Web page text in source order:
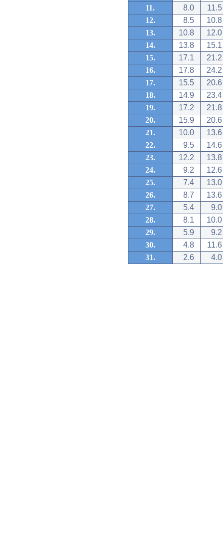
11.
8.0
11.5
12.
8.5
10.8
13.
10.8
12.0
14.
13.8
15.1
15.
17.1
21.2
16.
17.8
24.2
17.
15.5
20.6
18.
14.9
23.4
19.
17.2
21.8
20.
15.9
20.6
21.
10.0
13.6
22.
9.5
14.6
23.
12.2
13.8
24.
9.2
12.6
25.
7.4
13.0
26.
8.7
13.6
27.
5.4
9.0
28.
8.1
10.0
29.
5.9
9.2
30.
4.8
11.6
31.
2.6 4.0